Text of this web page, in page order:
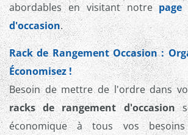
abordables en visitant notre page
d'occasion.
Rack de Rangement Occasion :
Économisez !
Besoin de mettre de l'ordre dans
racks de rangement d'occasion
économique à tous vos besoins